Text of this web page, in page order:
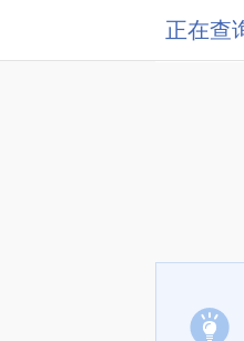
正在查